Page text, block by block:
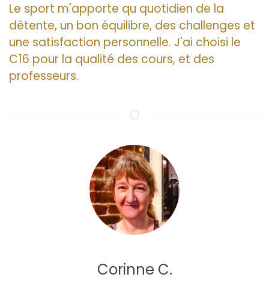
Le sport m'apporte qu quotidien de la
détente, un bon équilibre, des challenges et
une satisfaction personnelle. J'ai choisi le
C16 pour la qualité des cours, et des
professeurs.
Corinne C.